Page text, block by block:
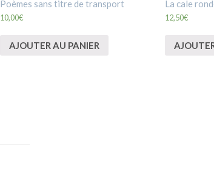
Poèmes sans titre de transport
10,00€
AJOUTER AU PANIER
La cale
12,50€